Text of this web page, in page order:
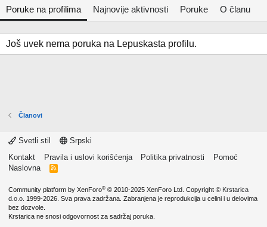
Poruke na profilima Najnovije aktivnosti Poruke O članu
Još uvek nema poruka na Lepuskasta profilu.
Članovi
Svetli stil
Srpski
Kontakt
Pravila i uslovi korišćenja Politika privatnosti
Pomoć
Naslovna
R
Community platform by XenForo® © 2010-2025 XenForo Ltd. Copyright © Krstarica
d.o.o. 1999-2026. Sva prava zadržana. Zabranjena je reprodukcija u celini i u delovima
bez dozvole.
Krstarica ne snosi odgovornost za sadržaj poruka.